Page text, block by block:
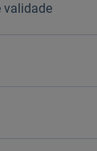
validade